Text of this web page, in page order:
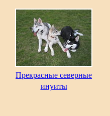
Прекрасные северные
инуиты